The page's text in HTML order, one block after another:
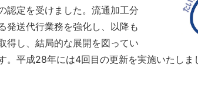
認定を受けました。流通加工分
発送代行業務を強化し、以降も
得し、結局的な展開を図ってい
。平成28年には4回目の更新を実施いたしま